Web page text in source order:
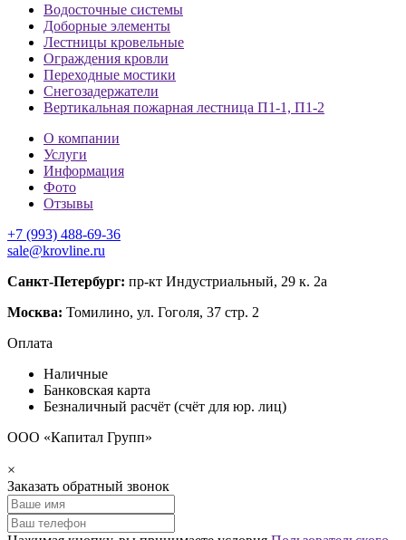
Водосточные системы
Доборные элементы
Лестницы кровельные
Ограждения кровли
Переходные мостики
Снегозадержатели
Вертикальная пожарная лестница П1-1, П1-2
О компании
Услуги
Информация
Фото
Отзывы
+7 (993) 488-69-36
sale@krovline.ru
Санкт-Петербург: пр-кт Индустриальный, 29 к. 2а
Москва: Томилино, ул. Гоголя, 37 стр. 2
Оплата
Наличные
Банковская карта
Безналичный расчёт (счёт для юр. лиц)
ООО «Капитал Групп»
×
Заказать обратный звонок